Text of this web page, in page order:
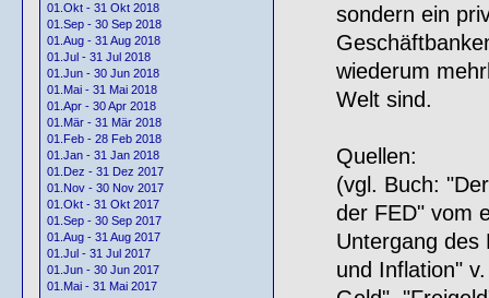
01.Okt - 31 Okt 2018
01.Sep - 30 Sep 2018
01.Aug - 31 Aug 2018
01.Jul - 31 Jul 2018
01.Jun - 30 Jun 2018
01.Mai - 31 Mai 2018
01.Apr - 30 Apr 2018
01.Mär - 31 Mär 2018
01.Feb - 28 Feb 2018
01.Jan - 31 Jan 2018
01.Dez - 31 Dez 2017
01.Nov - 30 Nov 2017
01.Okt - 31 Okt 2017
01.Sep - 30 Sep 2017
01.Aug - 31 Aug 2017
01.Jul - 31 Jul 2017
01.Jun - 30 Jun 2017
01.Mai - 31 Mai 2017
sondern ein
wiederum
Welt sind.
Quellen:
(vgl. Buch:
der FED" vom
Untergang des
und Inflation"